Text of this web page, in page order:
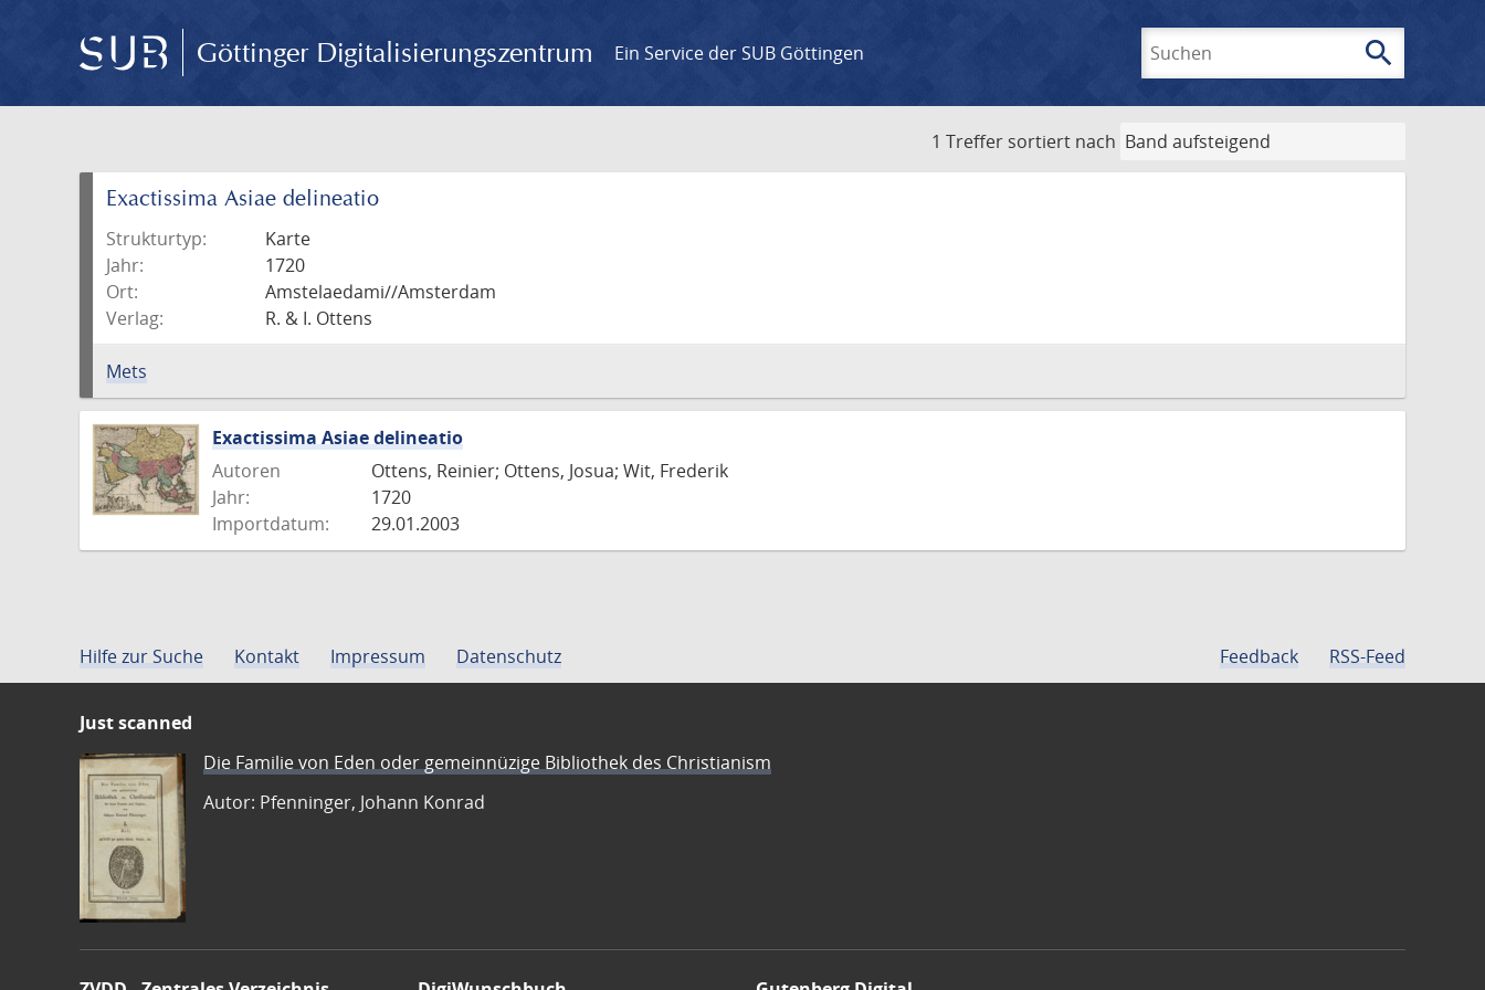
Göttinger Digitalisierungszentrum Ein Service der SUB Göttingen search
1 Treffer sortiert nach
Exactissima Asiae delineatio
Strukturtyp:
Karte
Jahr:
1720
Ort:
Amstelaedami//Amsterdam
Verlag:
R. & I. Ottens
Mets
Exactissima Asiae delineatio
Autoren
Ottens, Reinier; Ottens, Josua; Wit, Frederik
Jahr:
1720
Importdatum:
29.01.2003
Hilfe zur Suche Kontakt Impressum Datenschutz Feedback RSS-Feed
Just scanned
Die Familie von Eden oder gemeinnüzige Bibliothek des Christianism
Autor: Pfenninger, Johann Konrad